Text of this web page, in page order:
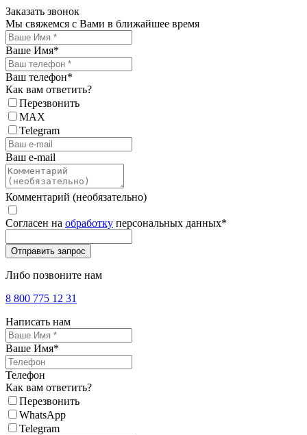
Заказать звонок
Мы свяжемся с Вами в ближайшее время
Ваше Имя*
Ваш телефон*
Как вам ответить?
Перезвонить
MAX
Telegram
Ваш e-mail
Комментарий (необязательно)
Согласен на обработку персональных данных*
Либо позвоните нам
8 800 775 12 31
Написать нам
Ваше Имя*
Телефон
Как вам ответить?
Перезвонить
WhatsApp
Telegram